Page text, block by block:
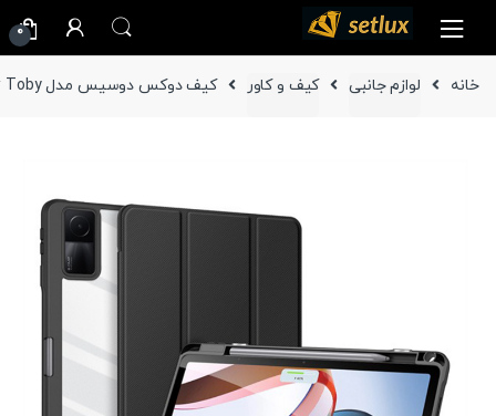
navigation
content
0
خانه لوازم جانبی کیف و کاور کیف دوکس دوسیس مدل Toby تبلت شیائومی Redmi Pad